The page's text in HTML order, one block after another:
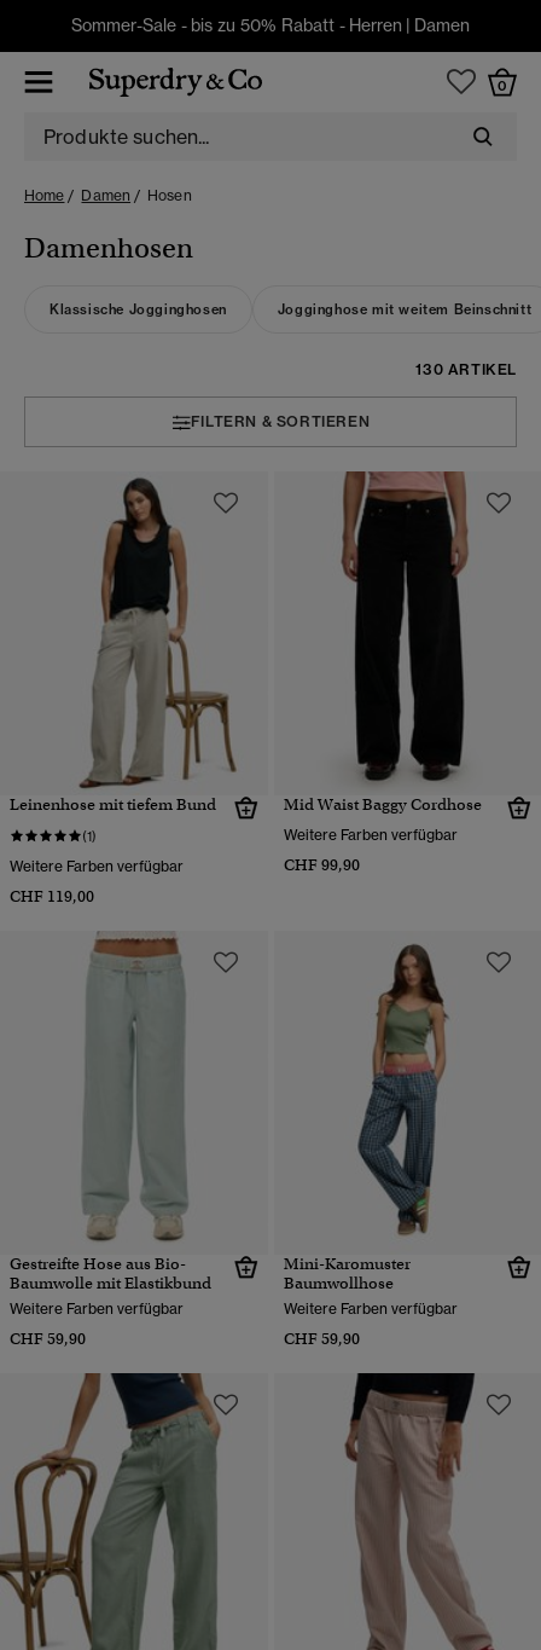
Sommer-Sale - bis zu 50% Rabatt - Herren | Damen
0
Home Damen Hosen
Damenhosen
Klassische Jogginghosen Jogginghose mit weitem Beinschnitt
130 ARTIKEL
FILTERN & SORTIEREN
Leinenhose mit tiefem Bund
(1)
Weitere Farben verfügbar
CHF 119,00
Mid Waist Baggy Cordhose
Weitere Farben verfügbar
CHF 99,90
Gestreifte Hose aus Bio-
Baumwolle mit Elastikbund
Weitere Farben verfügbar
CHF 59,90
Mini-Karomuster
Baumwollhose
Weitere Farben verfügbar
CHF 59,90